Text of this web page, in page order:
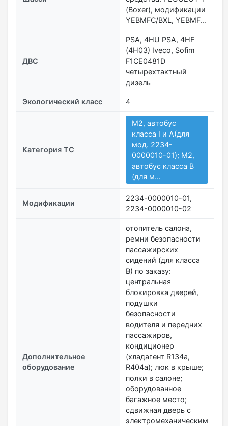
(Boxer), модификации
YEBMFC/BXL, YEBMF…
ДВС
PSA, 4HU PSA, 4HF
(4H03) Iveco, Sofim
F1CE0481D
четырехтактный
дизель
Экологический класс 4
Категория ТС
M2, автобус
класса I и A(для
мод. 2234-
0000010-01); M2,
автобус класса B
(для м…
Модификации
2234-0000010-01,
2234-0000010-02
Дополнительное
оборудование
отопитель салона,
ремни безопасности
пассажирских
сидений (для класса
В) по заказу:
центральная
блокировка дверей,
подушки
безопасности
водителя и передних
пассажиров,
кондиционер
(хладагент R134a,
R404a); люк в крыше;
полки в салоне;
оборудованное
багажное место;
сдвижная дверь с
электромеханическим